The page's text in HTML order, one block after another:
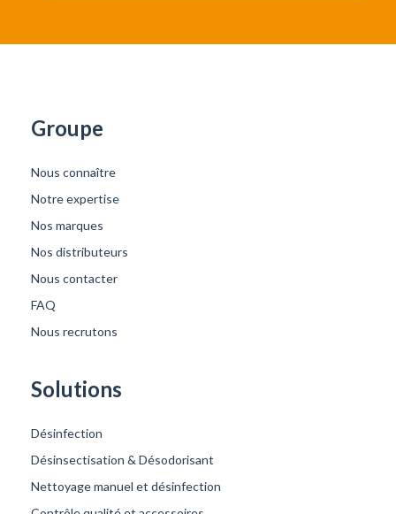
Groupe
Nous connaître
Notre expertise
Nos marques
Nos distributeurs
Nous contacter
FAQ
Nous recrutons
Solutions
Désinfection
Désinsectisation & Désodorisant
Nettoyage manuel et désinfection